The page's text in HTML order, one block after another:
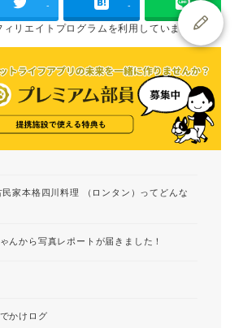
- -
ィリエイトプログラムを利用しています
家本格四川料理 （ロンタン）ってどんな
んから写真レポートが届きました！
かけログ